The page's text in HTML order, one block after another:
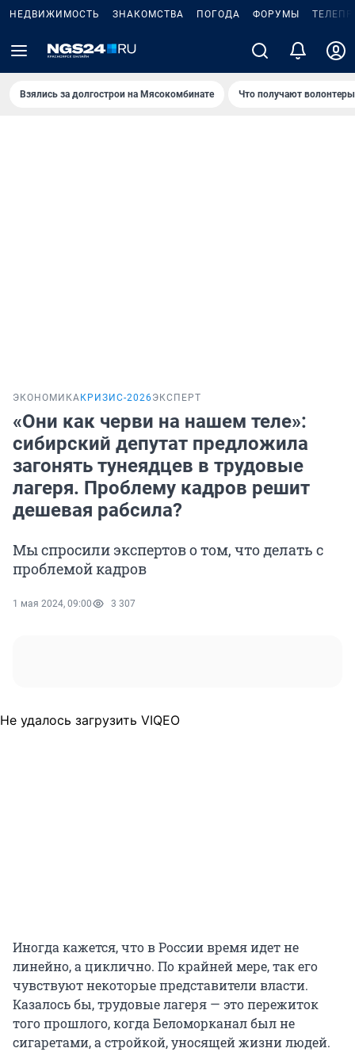
НЕДВИЖИМОСТЬ ЗНАКОМСТВА ПОГОДА ФОРУМЫ
Взялись за долгострои на Мясокомбинате Что получают
ЭКОНОМИКА КРИЗИС-2026ЭКСПЕРТ
«Они как черви на нашем теле»:
сибирский депутат предложила
загонять тунеядцев в трудовые
лагеря. Проблему кадров решит
дешевая рабсила?
Мы спросили экспертов о том, что делать с
проблемой кадров
1 мая 2024, 09:00 3 307
Не удалось загрузить VIQEO
Иногда кажется, что в России время идет не
линейно, а циклично. По крайней мере, так его
чувствуют некоторые представители власти.
Казалось бы, трудовые лагеря — это пережиток
того прошлого, когда Беломорканал был не
сигаретами, а стройкой, уносящей жизни людей.